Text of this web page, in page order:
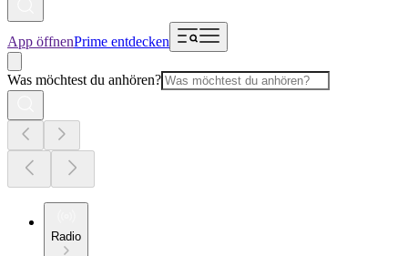
App öffnenPrime entdecken
Was möchtest du anhören?
Radio